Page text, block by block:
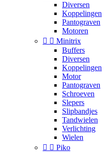
Diversen
Koppelingen
Pantograven
Motoren
  Minitrix
Buffers
Diversen
Koppelingen
Motor
Pantograven
Schroeven
Slepers
Slipbandjes
Tandwielen
Verlichting
Wielen
  Piko